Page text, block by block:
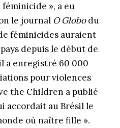
», a eu
le journal O Globodu
féminicides auraient
depuis le début de
a enregistré 60 000
pour violences
the Children a publié
accordait au Brésil le
où naître fille ».